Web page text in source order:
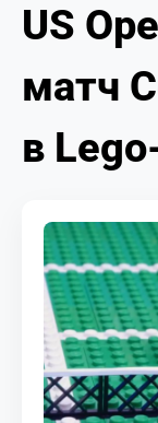
ГЛАВНАЯ
ФТУ
НОВОСТИ
МЕДИА
КОРТЫ
US
матч
в